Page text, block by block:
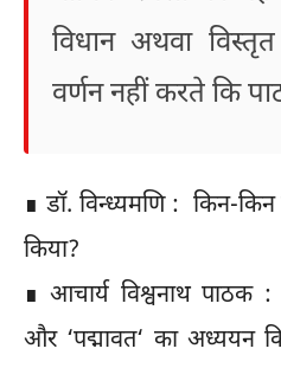
विधान अथवा
वर्णन नहीं करते कि
∎ डॉ. विन्ध्यमणि : किन-
किया?
∎ आचार्य विश्वनाथ पाठक :
और ‘पद्मावत‘ का अध्ययन